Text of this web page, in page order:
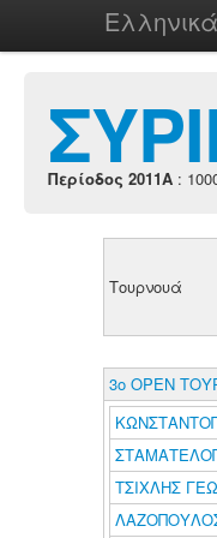
Περίοδος 2011A :
Τουρνουά
3ο ΟΡΕΝ
ΤΣΙΧΛΗΣ